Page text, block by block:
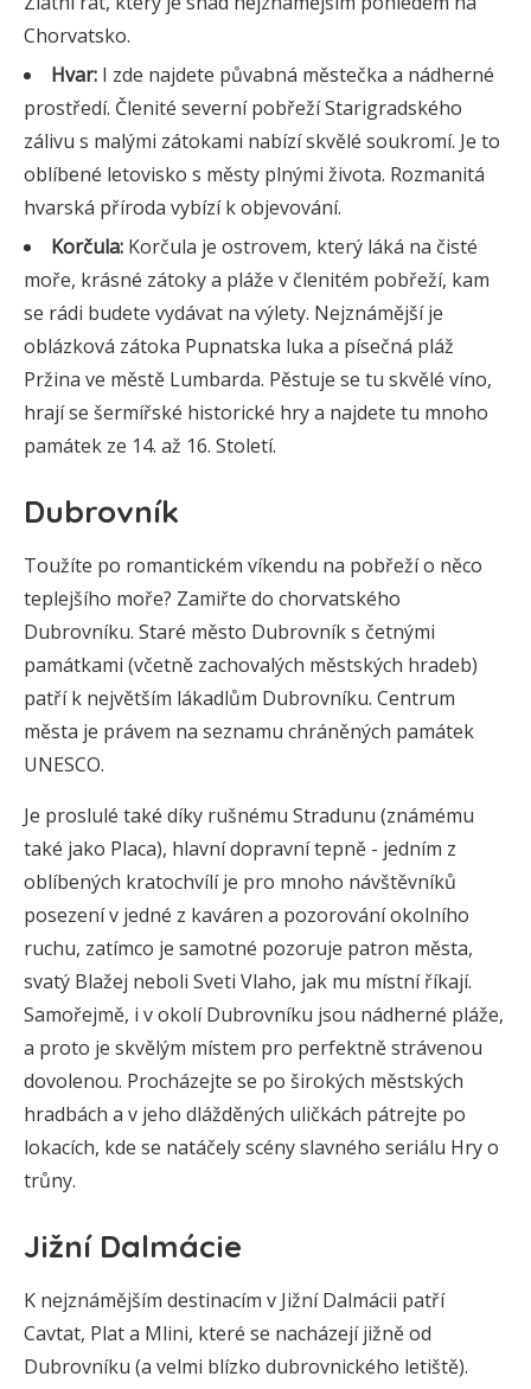
Chorvatsko.
Hvar: I zde najdete půvabná městečka a nádherné
prostředí. Členité severní pobřeží Starigradského
zálivu s malými zátokami nabízí skvělé soukromí. Je to
oblíbené letovisko s městy plnými života. Rozmanitá
hvarská příroda vybízí k objevování.
Korčula: Korčula je ostrovem, který láká na čisté
moře, krásné zátoky a pláže v členitém pobřeží, kam
se rádi budete vydávat na výlety. Nejznámější je
oblázková zátoka Pupnatska luka a písečná pláž
Pržina ve městě Lumbarda. Pěstuje se tu skvělé víno,
hrají se šermířské historické hry a najdete tu mnoho
památek ze 14. až 16. Století.
Dubrovník
Toužíte po romantickém víkendu na pobřeží o něco
teplejšího moře? Zamiřte do chorvatského
Dubrovníku. Staré město Dubrovník s četnými
památkami (včetně zachovalých městských hradeb)
patří k největším lákadlům Dubrovníku. Centrum
města je právem na seznamu chráněných památek
UNESCO.
Je proslulé také díky rušnému Stradunu (známému
také jako Placa), hlavní dopravní tepně - jedním z
oblíbených kratochvílí je pro mnoho návštěvníků
posezení v jedné z kaváren a pozorování okolního
ruchu, zatímco je samotné pozoruje patron města,
svatý Blažej neboli Sveti Vlaho, jak mu místní říkají.
Samořejmě, i v okolí Dubrovníku jsou nádherné pláže,
a proto je skvělým místem pro perfektně strávenou
dovolenou. Procházejte se po širokých městských
hradbách a v jeho dlážděných uličkách pátrejte po
lokacích, kde se natáčely scény slavného seriálu Hry o
trůny.
Jižní Dalmácie
K nejznámějším destinacím v Jižní Dalmácii patří
Cavtat, Plat a Mlini, které se nacházejí jižně od
Dubrovníku (a velmi blízko dubrovnického letiště).